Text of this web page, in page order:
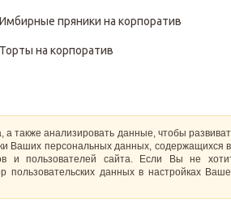
Имбирные пряники на корпоратив
Торты на корпоратив
также анализировать данные, чтобы
Ваших персональных данных, содержащихся
и пользователей сайта. Если Вы не
данных в настройках